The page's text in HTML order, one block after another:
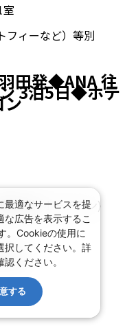
室
フィーなど）等別
田発◆ANA 往
3泊5日◆ホテ
ン
空港(ホーチミン)
間）
最適なサービスを提
広告を表示するこ
。Cookieの使用に
択してください。詳
認ください。
する